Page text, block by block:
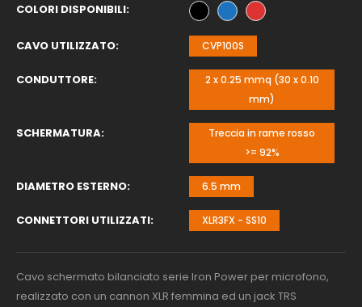
COLORI DISPONIBILI
CAVO UTILIZZATO CVP100S
CONDUTTORE
2 x 0.25 mmq (30 x 0.10
mm)
SCHERMATURA
Treccia in rame rosso
>= 92%
DIAMETRO ESTERNO 6.5 mm
CONNETTORI UTILIZZATI XLR3FX - SS10
Cavo schermato bilanciato serie Iron Power per microfono,
realizzato con un cannon XLR femmina ed un jack TRS